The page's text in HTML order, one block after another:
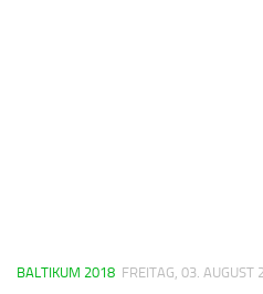
BALTIKUM 2018 FREITAG, 03. AUGUST